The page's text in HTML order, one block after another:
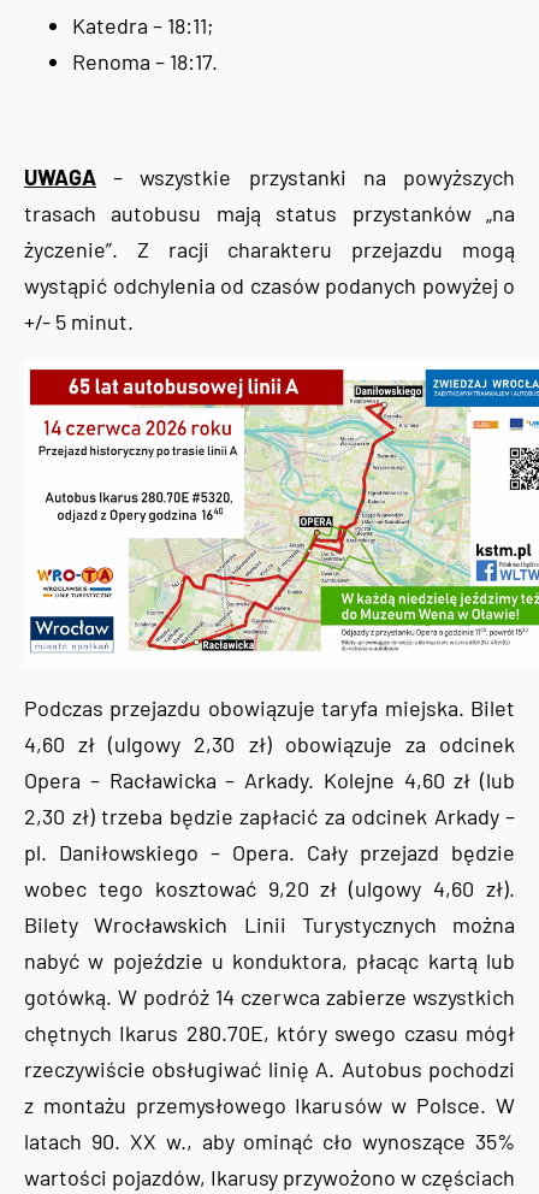
Katedra – 18:11;
Renoma – 18:17.
UWAGA – wszystkie przystanki na powyższych
trasach autobusu mają status przystanków „na
życzenie”. Z racji charakteru przejazdu mogą
wystąpić odchylenia od czasów podanych powyżej o
+/- 5 minut.
Podczas przejazdu obowiązuje taryfa miejska. Bilet
4,60 zł (ulgowy 2,30 zł) obowiązuje za odcinek
Opera – Racławicka – Arkady. Kolejne 4,60 zł (lub
2,30 zł) trzeba będzie zapłacić za odcinek Arkady –
pl. Daniłowskiego – Opera. Cały przejazd będzie
wobec tego kosztować 9,20 zł (ulgowy 4,60 zł).
Bilety Wrocławskich Linii Turystycznych można
nabyć w pojeździe u konduktora, płacąc kartą lub
gotówką. W podróż 14 czerwca zabierze wszystkich
chętnych Ikarus 280.70E, który swego czasu mógł
rzeczywiście obsługiwać linię A. Autobus pochodzi
z montażu przemysłowego Ikarusów w Polsce. W
latach 90. XX w., aby ominąć cło wynoszące 35%
wartości pojazdów, Ikarusy przywożono w częściach